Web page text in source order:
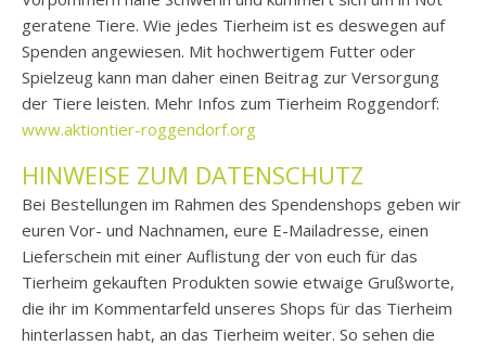
geratene Tiere. Wie jedes Tierheim ist es deswegen auf
Spenden angewiesen. Mit hochwertigem Futter oder
Spielzeug kann man daher einen Beitrag zur Versorgung
der Tiere leisten. Mehr Infos zum Tierheim Roggendorf:
www.aktiontier-roggendorf.org
HINWEISE ZUM DATENSCHUTZ
Bei Bestellungen im Rahmen des Spendenshops geben wir
euren Vor- und Nachnamen, eure E-Mailadresse, einen
Lieferschein mit einer Auflistung der von euch für das
Tierheim gekauften Produkten sowie etwaige Grußworte,
die ihr im Kommentarfeld unseres Shops für das Tierheim
hinterlassen habt, an das Tierheim weiter. So sehen die